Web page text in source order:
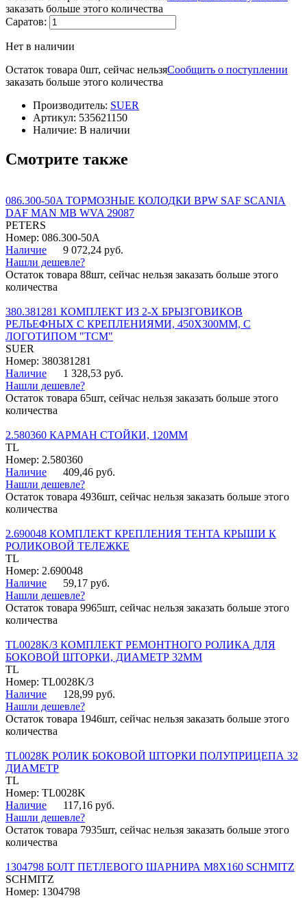
заказать больше этого количества
Саратов:
Нет в наличии
Сообщить о поступлении
Остаток товара 0шт, сейчас нельзя
заказать больше этого количества
Производитель: SUER
Артикул: 535621150
Наличие: В наличии
Смотрите также
086.300-50A ТОРМОЗНЫЕ КОЛОДКИ BPW SAF SCANIA
DAF MAN MB WVA 29087
PETERS
Номер: 086.300-50A
Наличие
9 072,24 руб.
Нашли дешевле?
Остаток товара 88шт, сейчас нельзя заказать больше этого
количества
380.381281 КОМПЛЕКТ ИЗ 2-Х БРЫЗГОВИКОВ
РЕЛЬЕФНЫХ С КРЕПЛЕНИЯМИ, 450Х300ММ, С
ЛОГОТИПОМ "ТСМ"
SUER
Номер: 380381281
Наличие
1 328,53 руб.
Нашли дешевле?
Остаток товара 65шт, сейчас нельзя заказать больше этого
количества
2.580360 КАРМАН СТОЙКИ, 120ММ
TL
Номер: 2.580360
Наличие
409,46 руб.
Нашли дешевле?
Остаток товара 4936шт, сейчас нельзя заказать больше этого
количества
2.690048 КОМПЛЕКТ КРЕПЛЕНИЯ ТЕНТА КРЫШИ К
РОЛИКОВОЙ ТЕЛЕЖКЕ
TL
Номер: 2.690048
Наличие
59,17 руб.
Нашли дешевле?
Остаток товара 9965шт, сейчас нельзя заказать больше этого
количества
TL0028K/3 КОМПЛЕКТ РЕМОНТНОГО РОЛИКА ДЛЯ
БОКОВОЙ ШТОРКИ, ДИАМЕТР 32ММ
TL
Номер: TL0028K/3
Наличие
128,99 руб.
Нашли дешевле?
Остаток товара 1946шт, сейчас нельзя заказать больше этого
количества
TL0028K РОЛИК БОКОВОЙ ШТОРКИ ПОЛУПРИЦЕПА 32
ДИАМЕТР
TL
Номер: TL0028K
Наличие
117,16 руб.
Нашли дешевле?
Остаток товара 7935шт, сейчас нельзя заказать больше этого
количества
1304798 БОЛТ ПЕТЛЕВОГО ШАРНИРА М8Х160 SCHMITZ
SCHMITZ
Номер: 1304798